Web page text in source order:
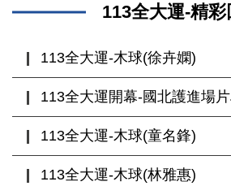
113全大運-精彩
113全大運-木球(徐卉嫻)
113全大運開幕-國北護進場
113全大運-木球(童名鋒)
113全大運-木球(林雅惠)